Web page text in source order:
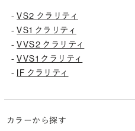
-VS2 クラリティ
-VS1 クラリティ
-VVS2 クラリティ
-VVS1 クラリティ
-
IF クラリティ
カラーから探す